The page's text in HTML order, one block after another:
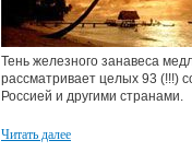
Тень железного занавеса
рассматривает целых 93 (!!!)
Россией и другими странами.
Читать далее